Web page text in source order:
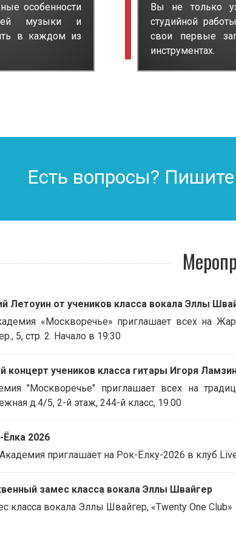
особенности
музыки и
в каждом из
Вы не только
студийной
свои первые
инструментах.
Есть вопросы?
Летоуин от учеников класса вокала Эллы
«Москворечье» приглашает всех на
5, стр. 2. Начало в 19:30
концерт учеников класса гитары Игоря
"Москворечье" приглашает всех на
д.4/5, 2-й этаж, 244-й класс, 19.00
Ёлка 2026
приглашает на Рок-Ёлку-2026 в клуб
замес класса вокала Эллы Швайгер
класса вокала Эллы Швайгер, «Twenty One